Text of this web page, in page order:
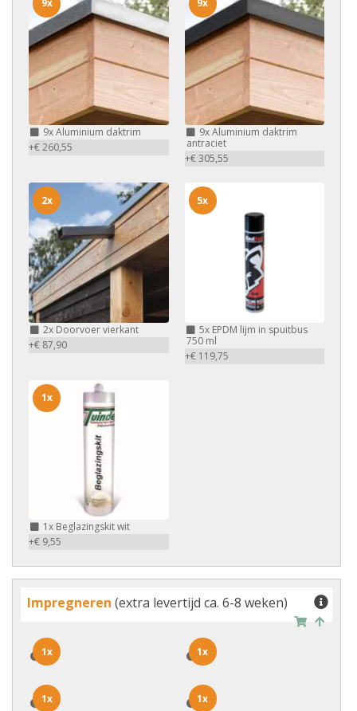
9xAluminium daktrim
+€ 260,55
9x
9xAluminium daktrim
antraciet
+€ 305,55
9x
2x Doorvoer vierkant
+€ 87,90
2x
5xEPDM lijm in spuitbus
750 ml
+€ 119,75
5x
1x Beglazingskit wit
+€ 9,55
1x
Impregneren (extra levertijd ca. 6-8 weken)
1x
1x 1x
1x
1x
1x 1x
1x